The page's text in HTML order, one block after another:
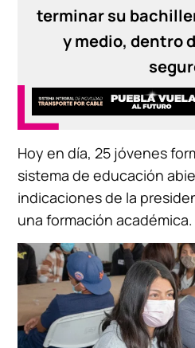
terminar su
y medio, dentro
Hoy en día, 25 jóvenes
sistema de educación
indicaciones de la
una formación académica.